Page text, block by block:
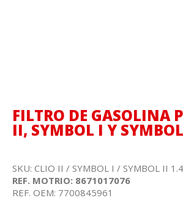
FILTRO DE GASOLINA
II, SYMBOL I Y
SKU: CLIO II / SYMBOL I / SYMBOL II 1.4
REF. MOTRIO: 8671017076
REF. OEM: 7700845961